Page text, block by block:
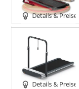
Details & Preise
Details & Preise